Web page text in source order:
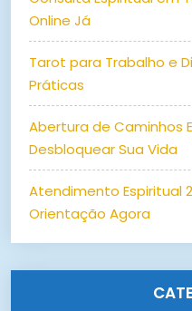
Online Já
Tarot para Trabalho e
Práticas
Abertura de Caminhos
Desbloquear Sua Vida
Atendimento Espiritual
Orientação Agora